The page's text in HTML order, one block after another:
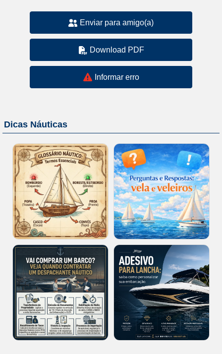
Enviar para amigo(a)
Download PDF
Informar erro
Dicas Náuticas